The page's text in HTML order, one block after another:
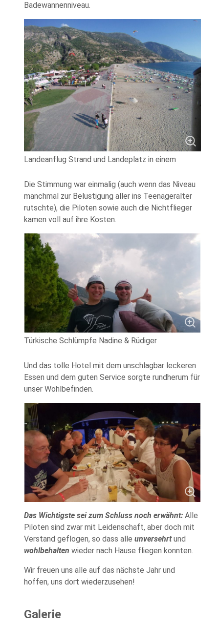
Badewannenniveau.
Landeanflug Strand und Landeplatz in einem
Die Stimmung war einmalig (auch wenn das Niveau
manchmal zur Belustigung aller ins Teenageralter
rutschte), die Piloten sowie auch die Nichtflieger
kamen voll auf ihre Kosten.
Türkische Schlümpfe Nadine & Rüdiger
Und das tolle Hotel mit dem unschlagbar leckeren
Essen und dem guten Service sorgte rundherum für
unser Wohlbefinden.
Das Wichtigste sei zum Schluss noch erwähnt: Alle
Piloten sind zwar mit Leidenschaft, aber doch mit
Verstand geflogen, so dass alle unversehrtund
wohlbehalten wieder nach Hause fliegen konnten.
Wir freuen uns alle auf das nächste Jahr und
hoffen, uns dort wiederzusehen!
Galerie